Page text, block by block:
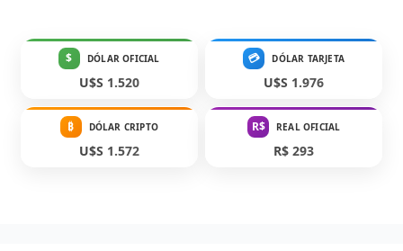
$ DÓLAR OFICIAL
U$S 1.520
💳 DÓLAR TARJETA
U$S 1.976
₿ DÓLAR CRIPTO
U$S 1.572
R$ REAL OFICIAL
R$ 293